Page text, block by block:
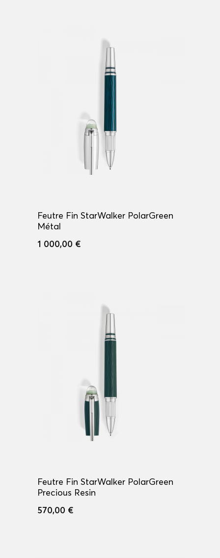
Feutre Fin StarWalker PolarGreen
Métal
1 000,00 €
Feutre Fin StarWalker PolarGreen
Precious Resin
570,00 €